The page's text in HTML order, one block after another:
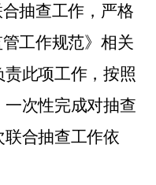
抽查工作，严格
工作规范》相关
此项工作，按照
次性完成对抽查
合抽查工作依